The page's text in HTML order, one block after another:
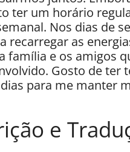
ter um horário
Nos dias de
recarregar as
família e os amigos
Gosto de
para me manter
e